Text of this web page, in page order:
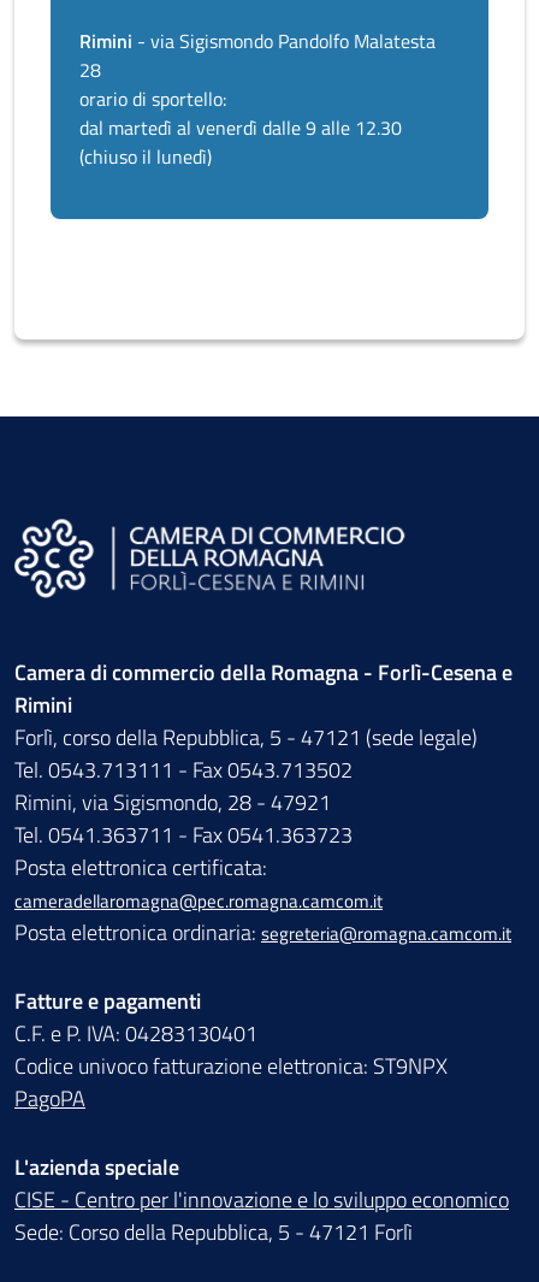
Rimini - via Sigismondo Pandolfo Malatesta
28
orario di sportello:
dal martedì al venerdì dalle 9 alle 12.30
(chiuso il lunedì)
Camera di commercio della Romagna - Forlì-Cesena e
Rimini
Forlì, corso della Repubblica, 5 - 47121 (sede legale)
Tel. 0543.713111 - Fax 0543.713502
Rimini, via Sigismondo, 28 - 47921
Tel. 0541.363711 - Fax 0541.363723
Posta elettronica certificata:
cameradellaromagna@pec.romagna.camcom.it
Posta elettronica ordinaria: segreteria@romagna.camcom.it
Fatture e pagamenti
C.F. e P. IVA: 04283130401
Codice univoco fatturazione elettronica: ST9NPX
PagoPA
L'azienda speciale
CISE - Centro per l'innovazione e lo sviluppo economico
Sede: Corso della Repubblica, 5 - 47121 Forlì